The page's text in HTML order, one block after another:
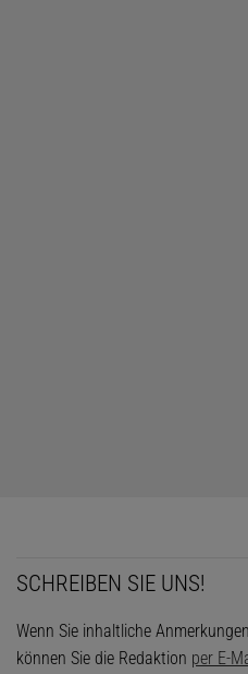
SCHREIBEN SIE UNS!
Wenn Sie inhaltliche
können Sie die Redaktion per E-